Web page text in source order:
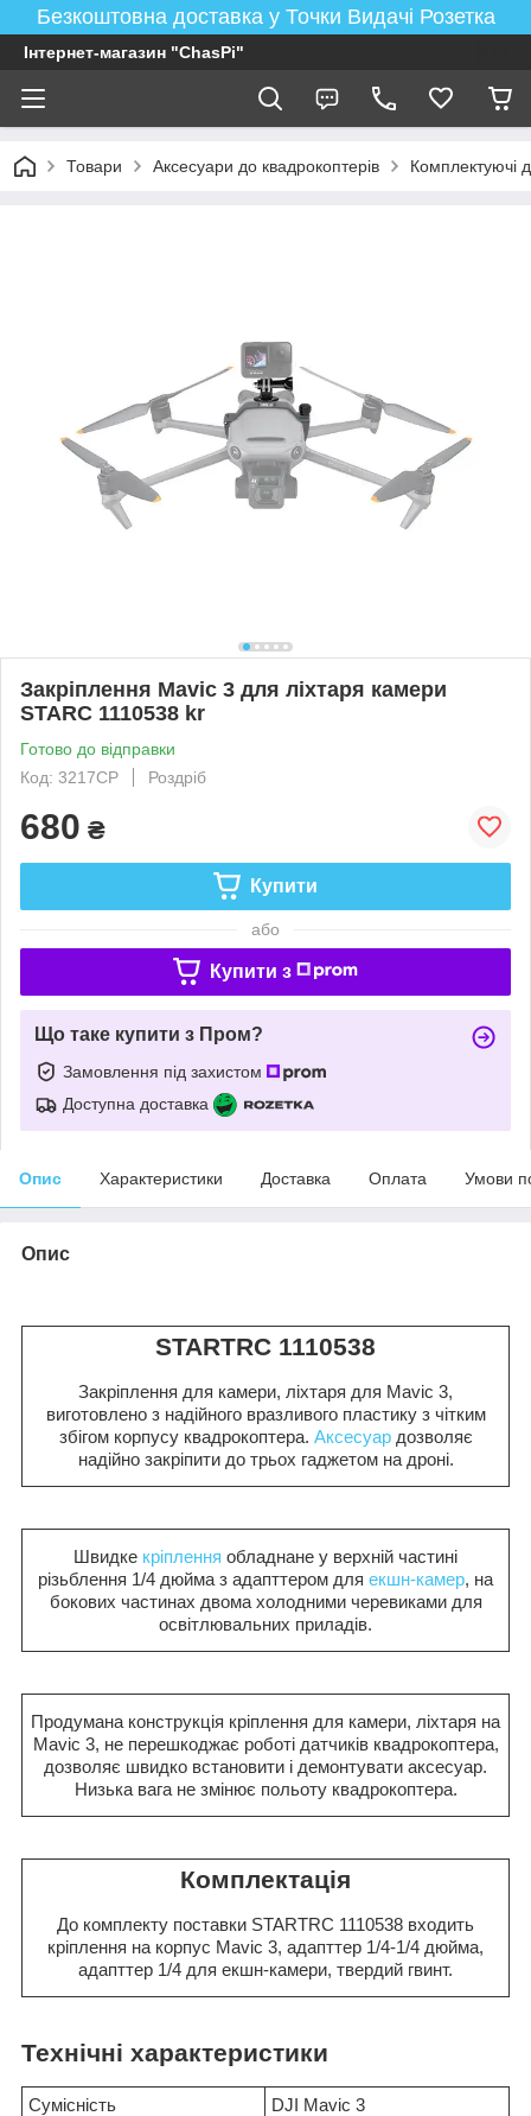
Безкоштовна доставка у Точки Видачі Розетка
Інтернет-магазин "ChasPi"
Товари Аксесуари до квадрокоптерів Комплектуючі
Закріплення Mavic 3 для ліхтаря камери
STARC 1110538 kr
Готово до відправки
Код: 3217CP
Роздріб
680 ₴
Купити
або
Купити з
Що таке купити з Пром?
Замовлення під захистом
Доступна доставка
Опис Характеристики Доставка Оплата Умови
Опис
STARTRC 1110538
Закріплення для камери, ліхтаря для Mavic 3,
виготовлено з надійного вразливого пластику з чітким
збігом корпусу квадрокоптера. Аксесуардозволяє
надійно закріпити до трьох гаджетом на дроні.
Швидке кріплення обладнане у верхній частині
різьблення 1/4 дюйма з адапттером для екшн-камер, на
бокових частинах двома холодними черевиками для
освітлювальних приладів.
Продумана конструкція кріплення для камери, ліхтаря на
Mavic 3, не перешкоджає роботі датчиків квадрокоптера,
дозволяє швидко встановити і демонтувати аксесуар.
Низька вага не змінює польоту квадрокоптера.
Комплектація
До комплекту поставки STARTRC 1110538 входить
кріплення на корпус Mavic 3, адапттер 1/4-1/4 дюйма,
адапттер 1/4 для екшн-камери, твердий гвинт.
Технічні характеристики
Сумісність
DJI Mavic 3